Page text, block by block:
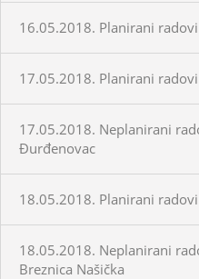
16.05.2018. Planirani
17.05.2018. Planirani
17.05.2018. Neplanirani
Đurđenovac
18.05.2018. Planirani
18.05.2018. Neplanirani
Breznica Našička